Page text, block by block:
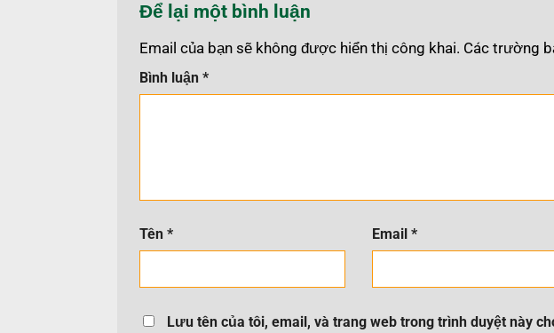
Để lại một bình luận
Email của bạn sẽ không được hiển thị công khai. Các trường
Bình luận *
Tên * Email *
Lưu tên của tôi, email, và trang web trong trình duyệt này